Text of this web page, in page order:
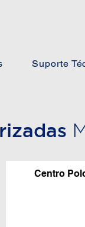
Suporte
Centro